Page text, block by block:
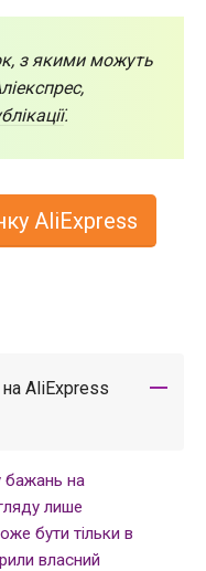
з якими можуть
.
AliExpress
AliExpress
бажань на
лише
бути тільки в
власний